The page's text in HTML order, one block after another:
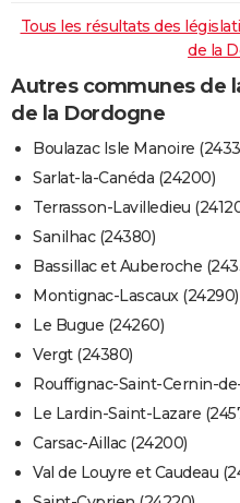
Tous les résultats des
de la
Autres communes de
de la Dordogne
Boulazac Isle Manoire
Sarlat-la-Canéda (24200)
Terrasson-Lavilledieu
Sanilhac (24380)
Bassillac et Auberoche
Montignac-Lascaux (24290)
Le Bugue (24260)
Vergt (24380)
Rouffignac-Saint-Cernin-
Le Lardin-Saint-Lazare
Carsac-Aillac (24200)
Val de Louyre et Caudeau